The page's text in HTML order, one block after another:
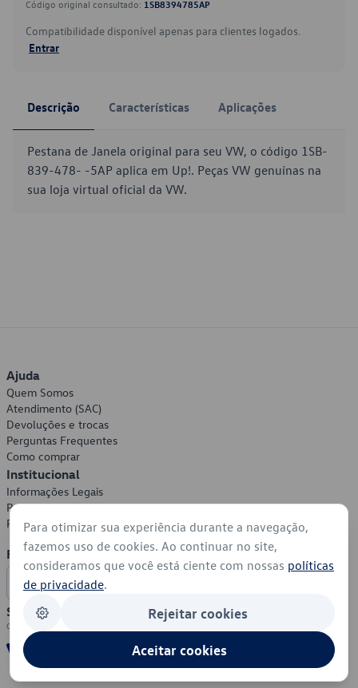
Código original consultado: 1SB8394785AP
Compatibilidade disponível apenas para clientes logados.
Entrar
Descrição Características Aplicações
Pestana de Janela original para seu VW, o código 1SB-
839-478- -5AP aplica em Up!. Peças VW genuínas na
sua loja virtual oficial da VW.
Ajuda
Quem Somos
Atendimento (SAC)
Devoluções e trocas
Perguntas Frequentes
Como comprar
Institucional
Informações Legais
Política de Privacidade
Política de Cookies
Formas de Pagamento
Segurança
Para otimizar sua experiência durante a navegação,
fazemos uso de cookies. Ao continuar no site,
consideramos que você está ciente com nossas políticas
de privacidade.
Rejeitar cookies
Aceitar cookies